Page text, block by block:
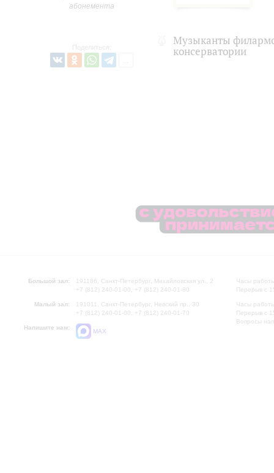
абонемента
Поделиться:
Музыканты
консерватории
Большой зал:
191186, Санкт-Петербург, Михайловская ул., 2
+7 (812) 240-01-00, +7 (812) 240-01-80
Малый зал:
191011, Санкт-Петербург, Невский пр., 30
+7 (812) 240-01-00, +7 (812) 240-01-70
Напишите нам:
MAX
Часы
Перерыв с
Часы
Перерыв с
Вопросы